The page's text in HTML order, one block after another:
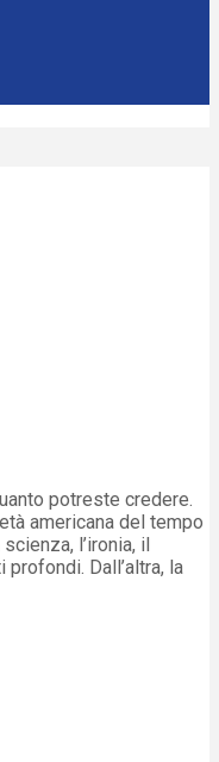
potreste credere.
americana del tempo
l’ironia, il
Dall’altra, la